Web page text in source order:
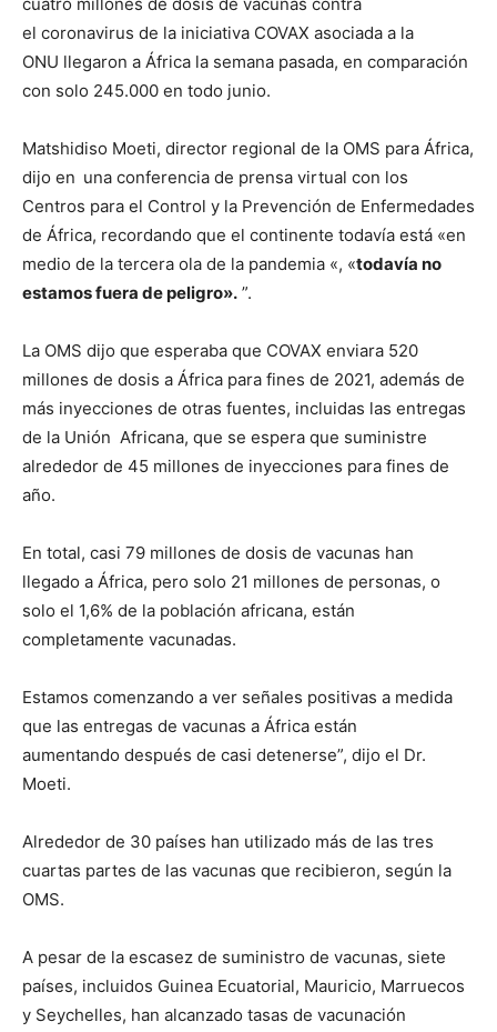
el coronavirus de la iniciativa COVAX asociada a la
ONU llegaron a África la semana pasada, en comparación
con solo 245.000 en todo junio.
Matshidiso Moeti, director regional de la OMS para África,
dijo en una conferencia de prensa virtual con los
Centros para el Control y la Prevención de Enfermedades
de África, recordando que el continente todavía está «en
medio de la tercera ola de la pandemia «, «todavía no
estamos fuera de peligro». ”.
La OMS dijo que esperaba que COVAX enviara 520
millones de dosis a África para fines de 2021, además de
más inyecciones de otras fuentes, incluidas las entregas
de la Unión Africana, que se espera que suministre
alrededor de 45 millones de inyecciones para fines de
año.
En total, casi 79 millones de dosis de vacunas han
llegado a África, pero solo 21 millones de personas, o
solo el 1,6% de la población africana, están
completamente vacunadas.
Estamos comenzando a ver señales positivas a medida
que las entregas de vacunas a África están
aumentando después de casi detenerse”, dijo el Dr.
Moeti.
Alrededor de 30 países han utilizado más de las tres
cuartas partes de las vacunas que recibieron, según la
OMS.
A pesar de la escasez de suministro de vacunas, siete
países, incluidos Guinea Ecuatorial, Mauricio, Marruecos
y Seychelles, han alcanzado tasas de vacunación